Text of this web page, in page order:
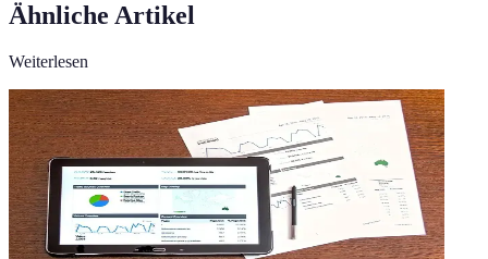
Ähnliche Artikel
Weiterlesen